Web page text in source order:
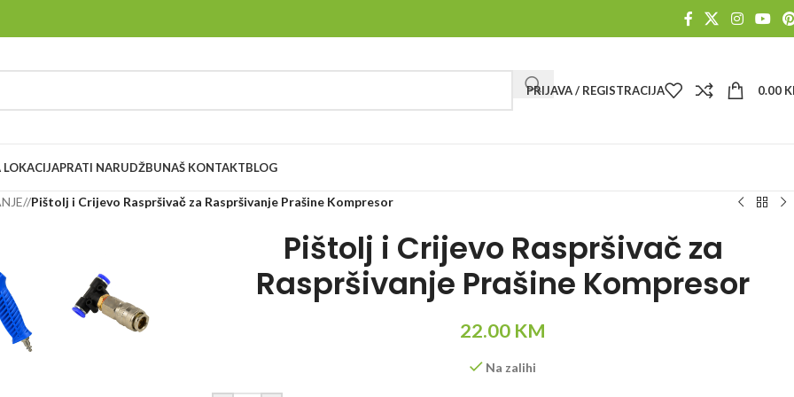
PRIJAVA / REGISTRACIJA 0.00
LOKACIJAPRATI NARUDŽBUNAŠ KONTAKTBLOG
/ Pištolj i Crijevo Raspršivač za Raspršivanje Prašine Kompresor
Pištolj i Crijevo Raspršivač za
Raspršivanje Prašine Kompresor
22.00 KM
Na zalihi